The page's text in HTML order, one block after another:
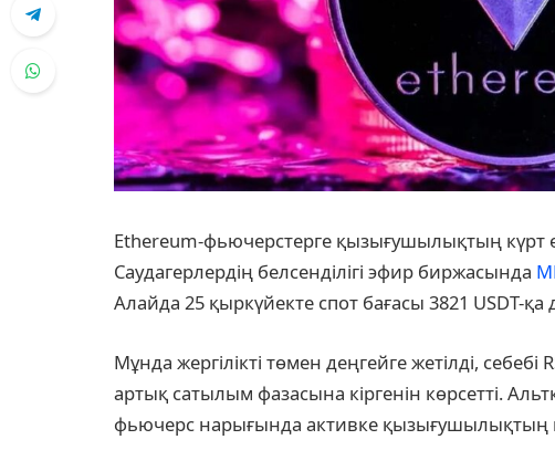
Ethereum-фьючерстерге қызығушылықтың күрт
Саудагерлердің белсенділігі эфир биржасында
Алайда 25 қыркүйекте спот бағасы 3821 USDT-
Мұнда жергілікті төмен деңгейге жетілді, себебі
артық сатылым фазасына кіргенін көрсетті.
фьючерс нарығында активке қызығушылықтың